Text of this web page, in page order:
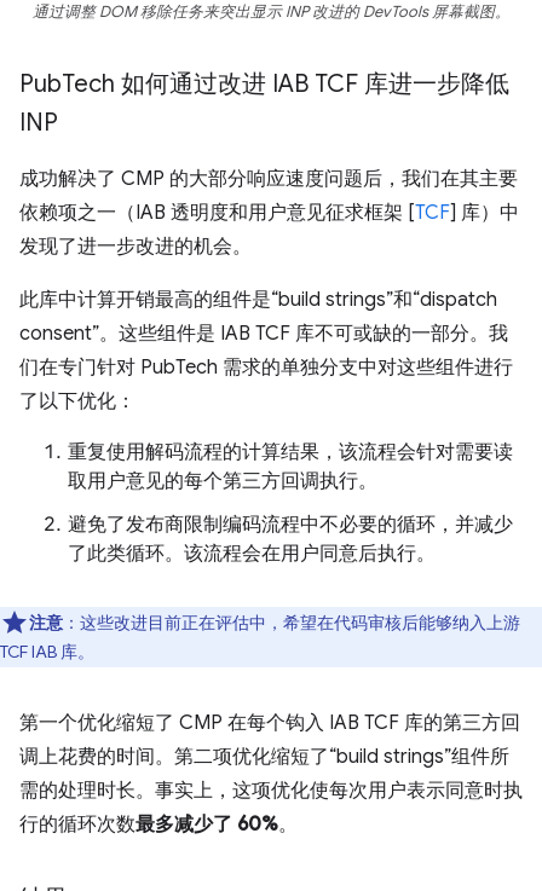
通过调整 DOM 移除任务来突出显示 INP 改进的 DevTools 屏幕截图。
PubTech 如何通过改进 IAB TCF 库进一步降低
INP
成功解决了 CMP 的大部分响应速度问题后，我们在其主要
依赖项之一（IAB 透明度和用户意见征求框架 [TCF] 库）中
发现了进一步改进的机会。
此库中计算开销最高的组件是“build strings”和“dispatch
consent”。这些组件是 IAB TCF 库不可或缺的一部分。我
们在专门针对 PubTech 需求的单独分支中对这些组件进行
了以下优化：
重复使用解码流程的计算结果，该流程会针对需要读
取用户意见的每个第三方回调执行。
避免了发布商限制编码流程中不必要的循环，并减少
了此类循环。该流程会在用户同意后执行。
注意 ：这些改进目前正在评估中，希望在代码审核后能够纳入上游
TCF IAB 库。
第一个优化缩短了 CMP 在每个钩入 IAB TCF 库的第三方回
调上花费的时间。第二项优化缩短了“build strings”组件所
需的处理时长。事实上，这项优化使每次用户表示同意时执
行的循环次数最多减少了 60%。